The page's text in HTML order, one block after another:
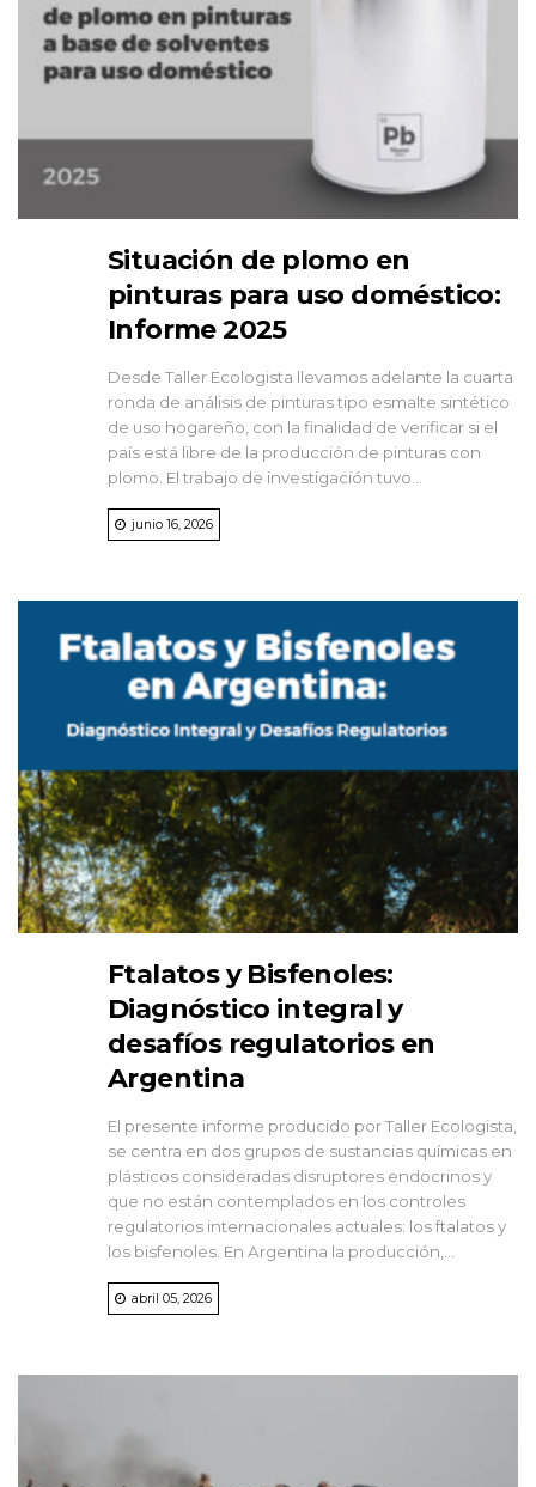
Situación de plomo en
pinturas para uso doméstico:
Informe 2025
Desde Taller Ecologista llevamos adelante la cuarta
ronda de análisis de pinturas tipo esmalte sintético
de uso hogareño, con la finalidad de verificar si el
país está libre de la producción de pinturas con
plomo. El trabajo de investigación tuvo...
junio 16, 2026
Ftalatos y Bisfenoles:
Diagnóstico integral y
desafíos regulatorios en
Argentina
El presente informe producido por Taller Ecologista,
se centra en dos grupos de sustancias químicas en
plásticos consideradas disruptores endocrinos y
que no están contemplados en los controles
regulatorios internacionales actuales: los ftalatos y
los bisfenoles. En Argentina la producción,...
abril 05, 2026